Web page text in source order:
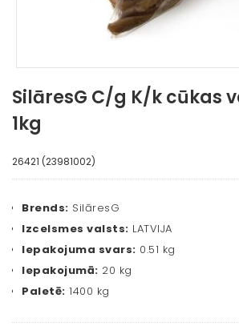
SilāresG C/g K/k cūkas
1kg
26421 (23981002)
Brends: SilāresG
Izcelsmes valsts: LATVIJA
Iepakojuma svars: 0.51 kg
Iepakojumā: 20 kg
Paletē: 1400 kg